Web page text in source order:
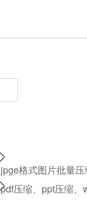
jpge格式图片批量
pdf压缩、ppt压缩